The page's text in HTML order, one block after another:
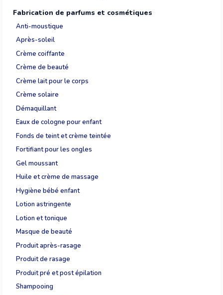
Fabrication de parfums et cosmétiques
Anti-moustique
Après-soleil
Crème coiffante
Crème de beauté
Crème lait pour le corps
Crème solaire
Démaquillant
Eaux de cologne pour enfant
Fonds de teint et crème teintée
Fortifiant pour les ongles
Gel moussant
Huile et crème de massage
Hygiène bébé enfant
Lotion astringente
Lotion et tonique
Masque de beauté
Produit après-rasage
Produit de rasage
Produit pré et post épilation
Shampooing